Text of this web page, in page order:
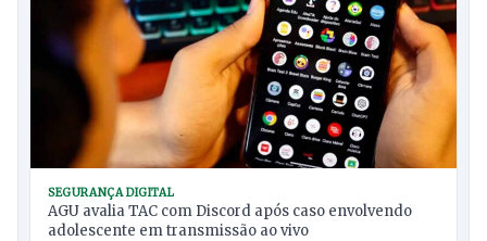
SEGURANÇA DIGITAL
AGU avalia TAC com Discord após caso envolvendo
adolescente em transmissão ao vivo